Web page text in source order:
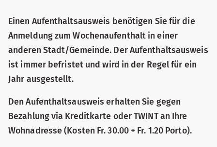
Einen Aufenthaltsausweis benötigen Sie für die
Anmeldung zum Wochenaufenthalt in einer
anderen Stadt/Gemeinde. Der Aufenthaltsausweis
ist immer befristet und wird in der Regel für ein
Jahr ausgestellt.
Den Aufenthaltsausweis erhalten Sie gegen
Bezahlung via Kreditkarte oder TWINT an Ihre
Wohnadresse (Kosten Fr. 30.00 + Fr. 1.20 Porto).